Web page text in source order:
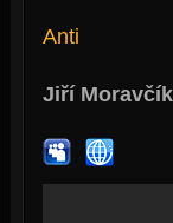
Anti
Jiří Moravčík